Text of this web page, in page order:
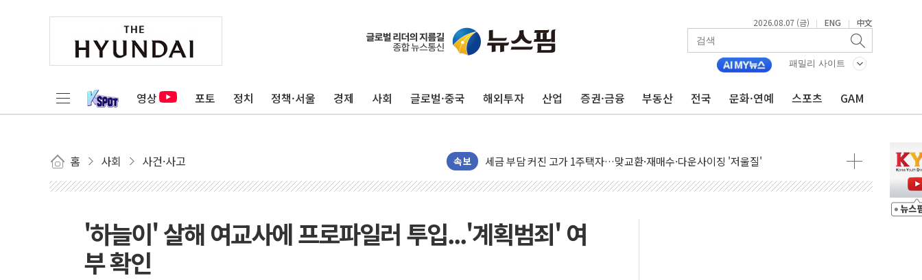
2026.08.07 (금) | ENG | 中文
패밀리 사이트
영상 포토 정치 정책·서울 경제 사회 글로벌·중국 해외투자 산업 증권·금융 부동산 전국 문화·연예 스포츠 GAM
홈 사회 사건·사고 속보
[뉴스핌 이 시각 PICK] 李, 오늘 부동산 2차 회의 外
제나벨, 배우 공승연 브랜드 모델 발탁… 부산 광안서 약국 팝업스토어 운영
트럼프, 폴리실리콘·태양광에 15% 관세…한국 등엔 '합산 상한' 적용
[채권/외환] 국제유가 급등에 미 국채금리·달러 동반 상승…시장, 美 고용지표 촉각
'하늘이' 살해 여교사에 프로파일러 투입...'계획범죄' 여
부 확인